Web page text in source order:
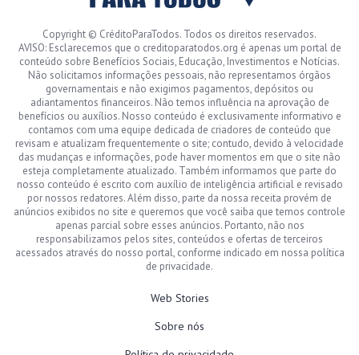
Copyright © CréditoParaTodos. Todos os direitos reservados.
AVISO: Esclarecemos que o creditoparatodos.org é apenas um portal de
conteúdo sobre Benefícios Sociais, Educação, Investimentos e Notícias.
Não solicitamos informações pessoais, não representamos órgãos
governamentais e não exigimos pagamentos, depósitos ou
adiantamentos financeiros. Não temos influência na aprovação de
benefícios ou auxílios. Nosso conteúdo é exclusivamente informativo e
contamos com uma equipe dedicada de criadores de conteúdo que
revisam e atualizam frequentemente o site; contudo, devido à velocidade
das mudanças e informações, pode haver momentos em que o site não
esteja completamente atualizado. Também informamos que parte do
nosso conteúdo é escrito com auxílio de inteligência artificial e revisado
por nossos redatores. Além disso, parte da nossa receita provém de
anúncios exibidos no site e queremos que você saiba que temos controle
apenas parcial sobre esses anúncios. Portanto, não nos
responsabilizamos pelos sites, conteúdos e ofertas de terceiros
acessados através do nosso portal, conforme indicado em nossa política
de privacidade.
Web Stories
Sobre nós